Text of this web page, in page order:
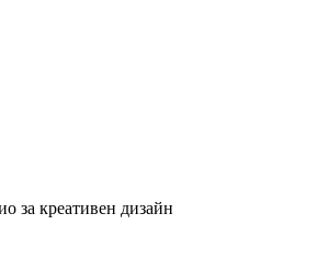
за креативен дизайн